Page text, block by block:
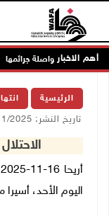
أهم الاخبار
السجون من مواصلة جرائمها
الرئيسية
تاريخ النشر: 16/11/2025 06:27 ص
اليوم الأحد، أسيرا